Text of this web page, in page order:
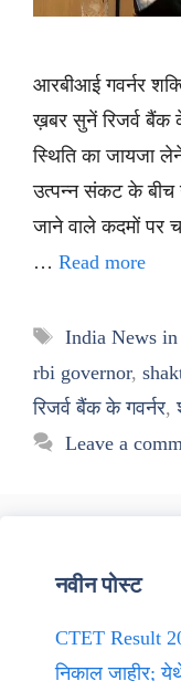
आरबीआई गवर्नर
ख़बर सुनें रिजर्व बैंक के
स्थिति का जायजा
उत्पन्न संकट के बीच
जाने वाले कदमों पर
… Read more
Tags
India News
rbi governor,
रिजर्व बैंक के गवर्नर,
Leave a
नवीन पोस्ट
CTET Result
निकाल जाहीर;